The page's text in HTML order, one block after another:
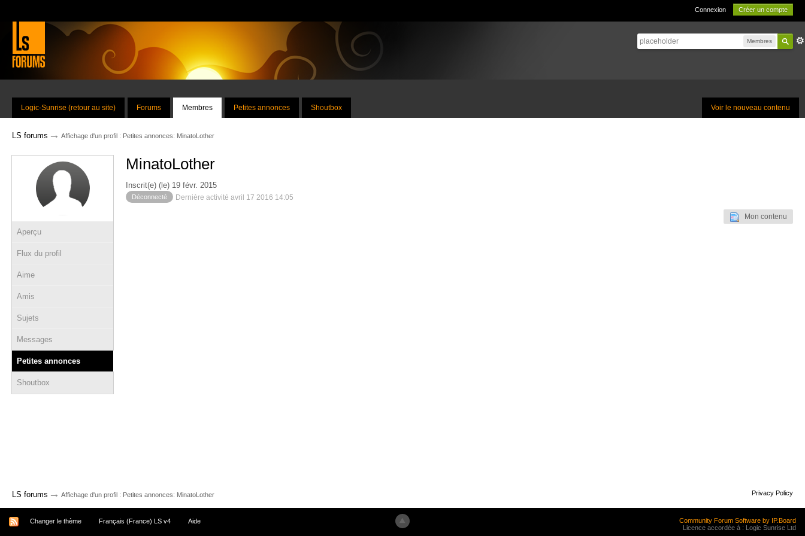
Connexion Créer un compte
Membres
Voir le nouveau contenu
Logic-Sunrise (retour au site) Forums Membres Petites annonces Shoutbox
LS forums → Affichage d'un profil : Petites annonces: MinatoLother
Aperçu
Flux du profil
Aime
Amis
Sujets
Messages
Petites annonces
Shoutbox
MinatoLother
Inscrit(e) (le) 19 févr. 2015
Déconnecté Dernière activité avril 17 2016 14:05
Mon contenu
LS forums → Affichage d'un profil : Petites annonces: MinatoLother Privacy Policy
Changer le thème Français (France) LS v4 Aide
Community Forum Software by IP.Board
Licence accordée à : Logic Sunrise Ltd